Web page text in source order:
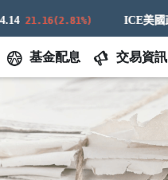
21.16(2.81%)
基金配息 交易資訊